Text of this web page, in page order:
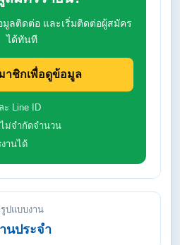
ลติดต่อ และเริ่มติดต่อผู้สมัคร
ได้ทันที
าชิกเพื่อดูข้อมูล
ะ Line ID
ม่จำกัดจำนวน
านได้
รูปแบบงาน
นประจำ